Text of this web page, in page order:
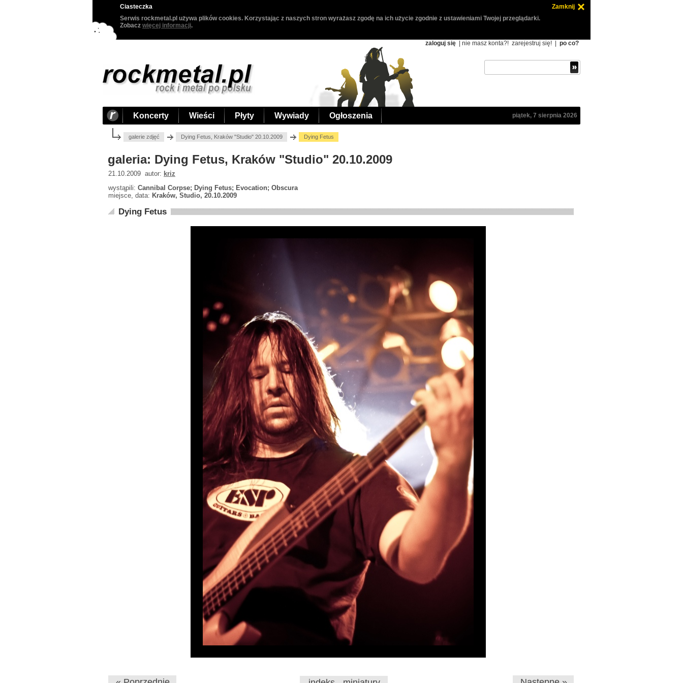
Ciasteczka
Zamknij
Serwis rockmetal.pl używa plików cookies. Korzystając z naszych stron wyrażasz zgodę na ich użycie zgodnie z ustawieniami Twojej przeglądarki.
Zobacz więcej informacji.
zaloguj się | nie masz konta?! zarejestruj się! po co?
Koncerty Wieści Płyty Wywiady Ogłoszenia piątek, 7 sierpnia 2026
galerie zdjęć Dying Fetus, Kraków "Studio" 20.10.2009 Dying Fetus
galeria: Dying Fetus, Kraków "Studio" 20.10.2009
21.10.2009 autor: kriz
wystąpili: Cannibal Corpse; Dying Fetus; Evocation; Obscura
miejsce, data: Kraków, Studio, 20.10.2009
Dying Fetus